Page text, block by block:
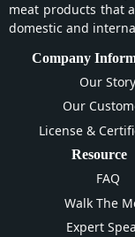
meat products that
domestic and
Company
Our Story
Our
License &
Resource
FAQ
Walk The
Expert